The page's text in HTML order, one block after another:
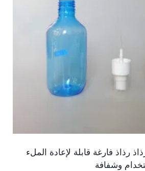
رذاذ فارغة قابلة لإعادة الملء
وشفافة